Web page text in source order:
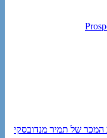
המכר של תמיר מנדובסקי